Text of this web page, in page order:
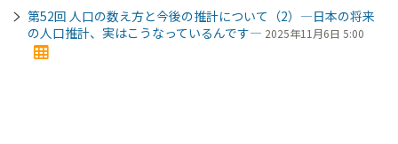
第52回 人口の数え方と今後の推計について（2）―日本の将来
の人口推計、実はこうなっているんです― 2025年11月6日 5:00